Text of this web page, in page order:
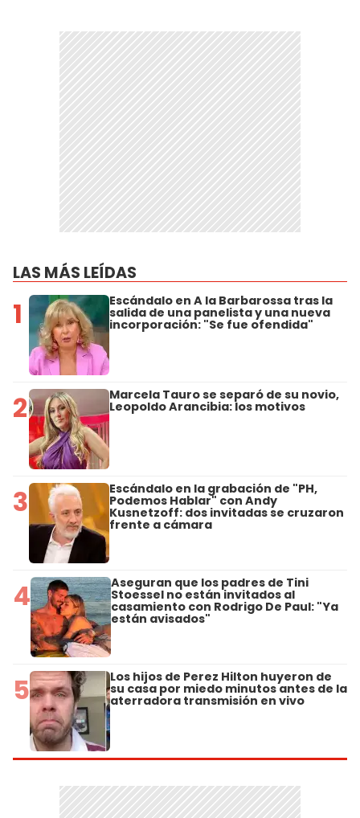
LAS MÁS LEÍDAS
1 Escándalo en A la Barbarossa tras la
salida de una panelista y una nueva
incorporación: "Se fue ofendida"
2 Marcela Tauro se separó de su novio,
Leopoldo Arancibia: los motivos
3 Escándalo en la grabación de "PH,
Podemos Hablar" con Andy
Kusnetzoff: dos invitadas se cruzaron
frente a cámara
4 Aseguran que los padres de Tini
Stoessel no están invitados al
casamiento con Rodrigo De Paul: "Ya
están avisados"
5 Los hijos de Perez Hilton huyeron de
su casa por miedo minutos antes de la
aterradora transmisión en vivo